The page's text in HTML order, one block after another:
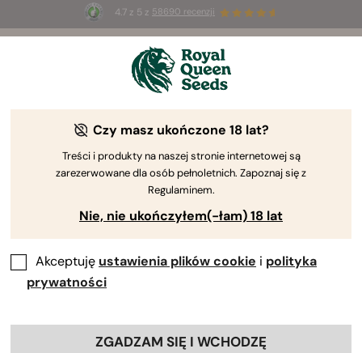
4.7 z 5 z 58690 recenzji
Summer Sales: do 50% zniżki
na wybrane produkty ⏤
The RQS Blog
Odmiany i produkty
Czy masz ukończone 18 lat?
Treści i produkty na naszej stronie internetowej są
zarezerwowane dla osób pełnoletnich. Zapoznaj się z
Regulaminem.
Nie, nie ukończyłem(-łam) 18 lat
Akceptuję ustawienia plików cookie i polityka
prywatności
ZGADZAM SIĘ I WCHODZĘ